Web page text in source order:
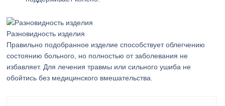
Разновидность изделия
Правильно подобранное изделие способствует облегчению
состоянию больного, но полностью от заболевания не
избавляет. Для лечения травмы или сильного ушиба не
обойтись без медицинского вмешательства.